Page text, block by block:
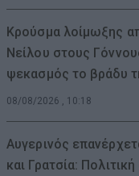
Κρούσμα λοίμωξης
Νείλου στους
ψεκασμός το βράδυ
08/08/2026 , 10:18
Αυγερινός
και Γρατσία: